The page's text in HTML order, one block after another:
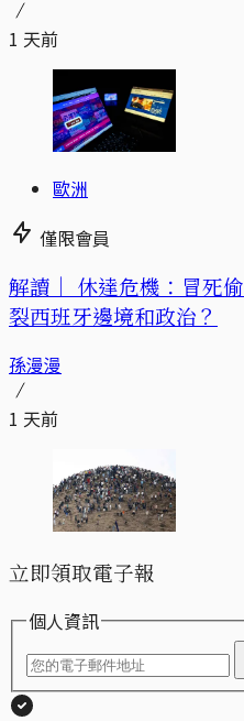
1 天前
歐洲
僅限會員
解讀｜ 休達危機：冒死
裂西班牙邊境和政治？
孫漫漫
1 天前
立即領取電子報
個人資訊